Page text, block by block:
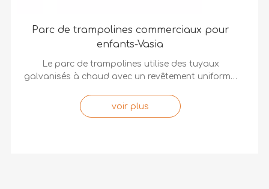
Parc de trampolines commerciaux pour
enfants-Vasia
Le parc de trampolines utilise des tuyaux
galvanisés à chaud avec un revêtement uniforme,
corrosion et une longue durée de vie. Il utilise des
tuyaux en PVC de haute qualité avec des
voir plus